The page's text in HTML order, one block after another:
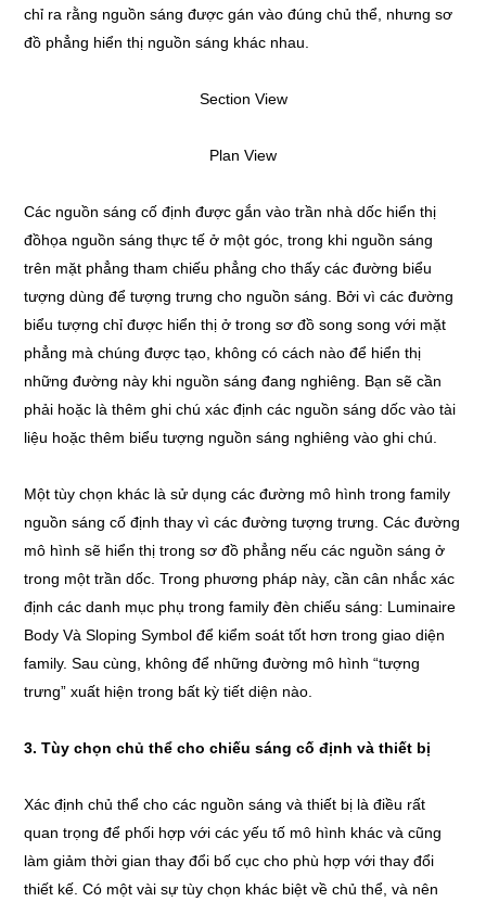
chỉ ra rằng nguồn sáng được gán vào đúng chủ thể, nhưng sơ
đồ phẳng hiển thị nguồn sáng khác nhau.
Section View
Plan View
Các nguồn sáng cố định được gắn vào trần nhà dốc hiển thị
đồhọa nguồn sáng thực tế ở một góc, trong khi nguồn sáng
trên mặt phẳng tham chiếu phẳng cho thấy các đường biểu
tượng dùng để tượng trưng cho nguồn sáng. Bởi vì các đường
biểu tượng chỉ được hiển thị ở trong sơ đồ song song với mặt
phẳng mà chúng được tạo, không có cách nào để hiển thị
những đường này khi nguồn sáng đang nghiêng. Bạn sẽ cần
phải hoặc là thêm ghi chú xác định các nguồn sáng dốc vào tài
liệu hoặc thêm biểu tượng nguồn sáng nghiêng vào ghi chú.
Một tùy chọn khác là sử dụng các đường mô hình trong family
nguồn sáng cố định thay vì các đường tượng trưng. Các đường
mô hình sẽ hiển thị trong sơ đồ phẳng nếu các nguồn sáng ở
trong một trần dốc. Trong phương pháp này, cần cân nhắc xác
định các danh mục phụ trong family đèn chiếu sáng: Luminaire
Body Và Sloping Symbol để kiểm soát tốt hơn trong giao diện
family. Sau cùng, không để những đường mô hình “tượng
trưng” xuất hiện trong bất kỳ tiết diện nào.
3. Tùy chọn chủ thể cho chiếu sáng cố định và thiết bị
Xác định chủ thể cho các nguồn sáng và thiết bị là điều rất
quan trọng để phối hợp với các yếu tố mô hình khác và cũng
làm giảm thời gian thay đổi bố cục cho phù hợp với thay đổi
thiết kế. Có một vài sự tùy chọn khác biệt về chủ thể, và nên